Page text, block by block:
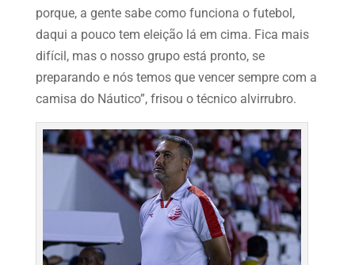
porque, a gente sabe como funciona o futebol,
daqui a pouco tem eleição lá em cima. Fica mais
difícil, mas o nosso grupo está pronto, se
preparando e nós temos que vencer sempre com a
camisa do Náutico”, frisou o técnico alvirrubro.